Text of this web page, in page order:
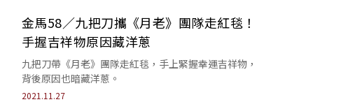
金馬58／九把刀攜《月老》團隊走紅毯！
手握吉祥物原因藏洋蔥
九把刀帶《月老》團隊走紅毯，手上緊握幸運吉祥物，
背後原因也暗藏洋蔥。
2021.11.27